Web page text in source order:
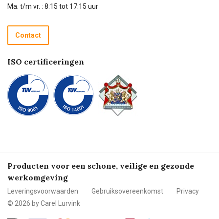
Technische dienst
Recycle programma
Betalen
Ma. t/m vr. : 8:15 tot 17:15 uur
Contact
ISO certificeringen
Producten voor een schone, veilige en gezonde
werkomgeving
Leveringsvoorwaarden Gebruiksovereenkomst
Privacy
© 2026 by Carel Lurvink